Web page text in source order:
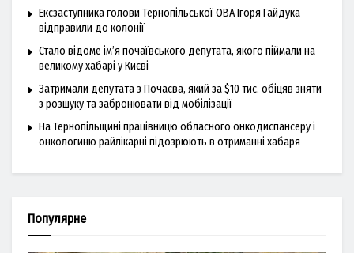
Ексзаступника голови Тернопільської ОВА Ігоря Гайдука
відправили до колонії
Стало відоме ім’я почаївського депутата, якого піймали на
великому хабарі у Києві
Затримали депутата з Почаєва, який за $10 тис. обіцяв зняти
з розшуку та забронювати від мобілізації
На Тернопільщині працівницю обласного онкодиспансеру і
онкологиню райлікарні підозрюють в отриманні хабаря
Популярне